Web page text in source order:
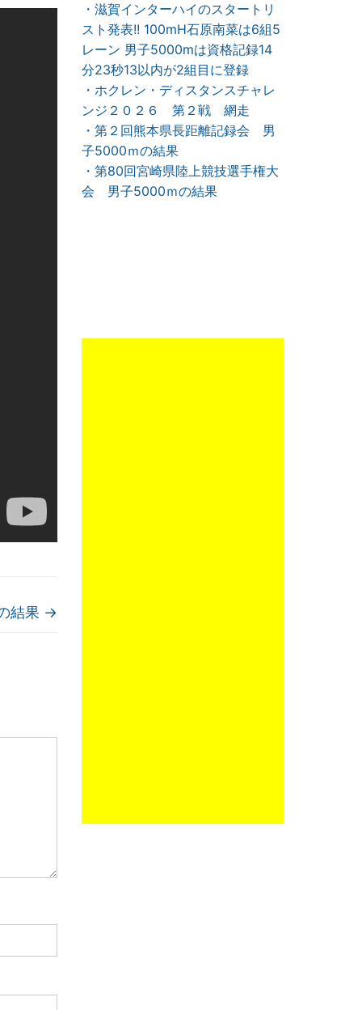
結果 →
・滋賀インターハイのスタートリ
スト発表!! 100mH石原南菜は6組5
レーン 男子5000mは資格記録14
分23秒13以内が2組目に登録
・ホクレン・ディスタンスチャレ
ンジ２０２６ 第２戦 網走
・第２回熊本県長距離記録会 男
子5000ｍの結果
・第80回宮崎県陸上競技選手権大
会 男子5000ｍの結果